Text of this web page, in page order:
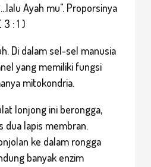
Ayah mu". Proporsinya
: 1 )
Di dalam sel-sel manusia
yang memiliki fungsi
mitokondria.
lonjong ini berongga,
dua lapis membran.
ke dalam rongga
banyak enzim